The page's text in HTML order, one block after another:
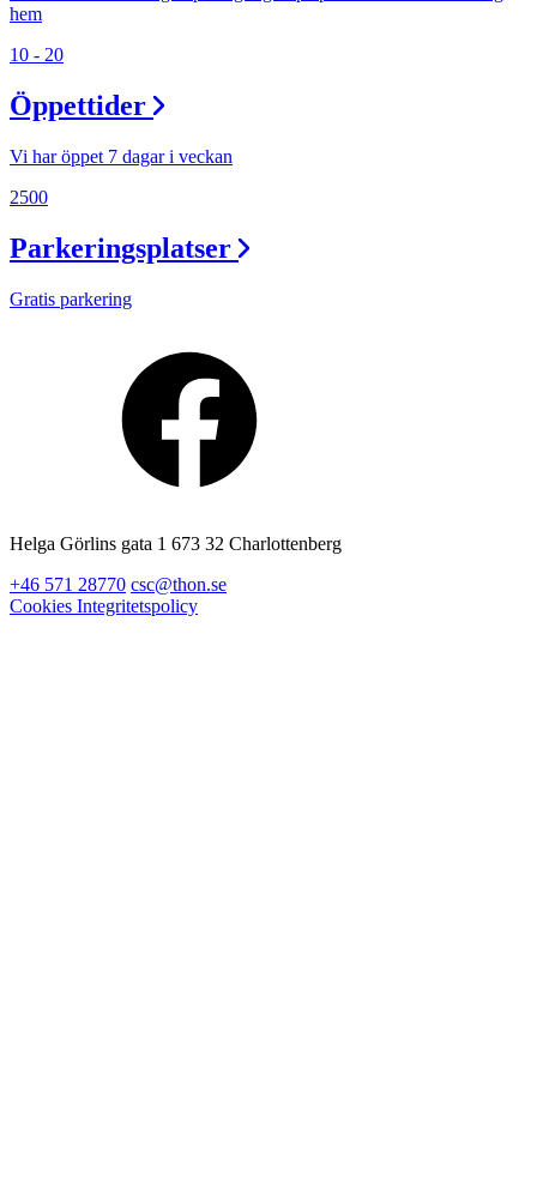
hem
10 - 20
Öppettider
Vi har öppet 7 dagar i veckan
2500
Parkeringsplatser
Gratis parkering
Helga Görlins gata 1 673 32 Charlottenberg
+46 571 28770 csc@thon.se
Cookies Integritetspolicy